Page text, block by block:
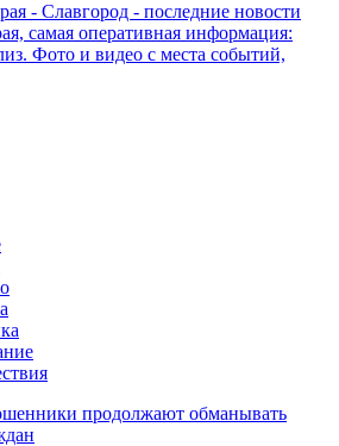
- Славгород - последние новости
самая оперативная информация:
Фото и видео с места событий,
продолжают обманывать